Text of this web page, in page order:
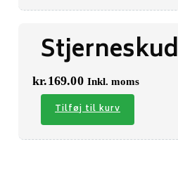
Stjerneskud
kr.169.00 Inkl. moms
Tilføj til kurv